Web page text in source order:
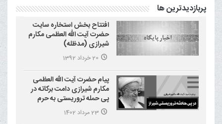
پربازدیدترین ها
افتتاح بخش استخاره سایت
حضرت آیت الله العظمی مکارم
شیرازی (مدظله)
20 خرداد 1392
پیام حضرت آیت الله العظمی
مکارم شیرازی دامت برکاته در
پی حمله تروریستی به حرم
احمد بن موسی علیه السلام
(شاهچراغ)
23 مرداد 1402